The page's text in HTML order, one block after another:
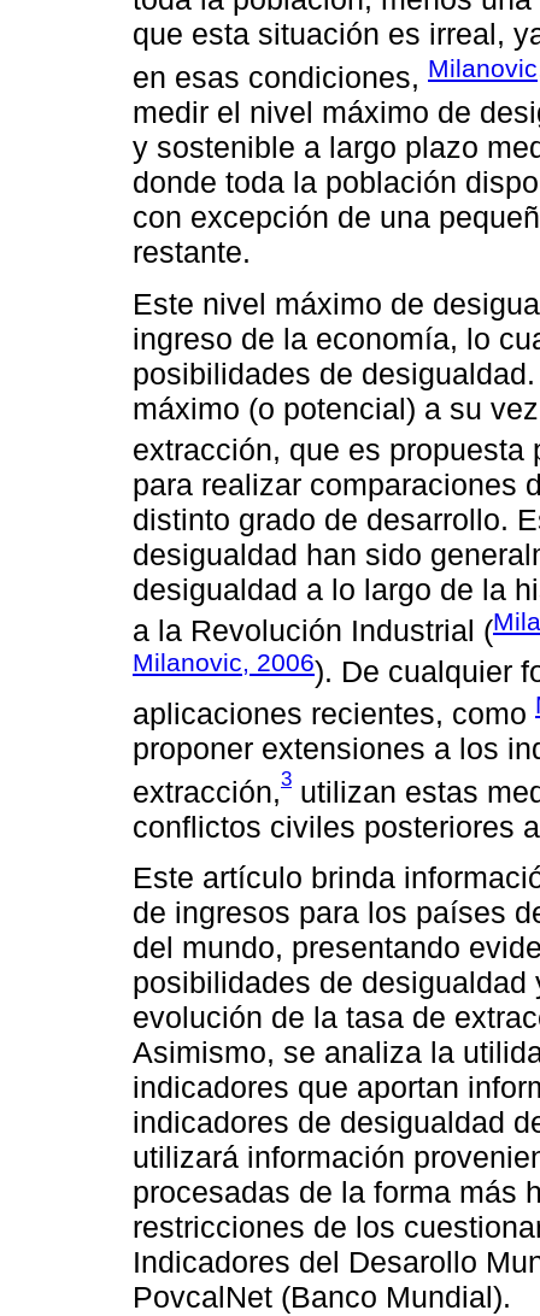
que esta situación es irreal,
en esas condiciones,
medir el nivel máximo de
y sostenible a largo plazo
donde toda la población
con excepción de una
restante.
Este nivel máximo de
ingreso de la economía, lo
posibilidades de
máximo (o potencial) a su
extracción, que es propuesta
para realizar comparaciones
distinto grado de desarrollo.
desigualdad han sido
desigualdad a lo largo de la
a la Revolución Industrial (
Milanovic, 2006). De cualquier
aplicaciones recientes, como
proponer extensiones a los
extracción,3 utilizan estas
conflictos civiles posteriores
Este artículo brinda
de ingresos para los países
del mundo, presentando
posibilidades de
evolución de la tasa de
Asimismo, se analiza la
indicadores que aportan
indicadores de desigualdad
utilizará información
procesadas de la forma más
restricciones de los
Indicadores del Desarollo
PovcalNet (Banco Mundial).